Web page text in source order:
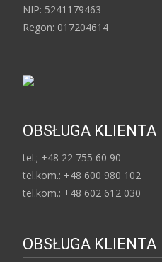
NIP: 5241179463
Regon: 017204614
OBSŁUGA KLIENTA
tel.; +48 22 755 60 90
tel.kom.: +48 600 980 102
tel.kom.: +48 602 612 030
OBSŁUGA KLIENTA